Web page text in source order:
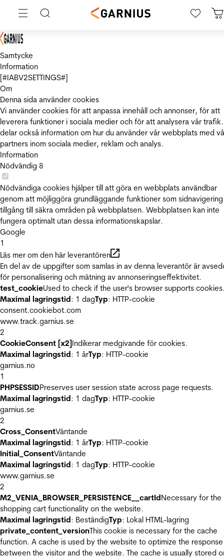
Samtycke
Information
[#IABV2SETTINGS#]
Om
Denna sida använder cookies
Vi använder cookies för att anpassa innehåll och annonser, för att
leverera funktioner i sociala medier och för att analysera vår
delar också information om hur du använder vår webbplats med
partners inom sociala medier, reklam och analys.
Information
Nödvändig 8
Nödvändiga cookies hjälper till att göra en webbplats användbar
genom att möjliggöra grundläggande funktioner som
tillgång till säkra områden på webbplatsen. Webbplatsen kan inte
fungera optimalt utan dessa informationskapslar.
Google
1
Läs mer om den här leverantören
En del av de uppgifter som samlas in av denna leverantör är
för personalisering och mätning av annonseringseffektivitet.
test_cookieUsed to check if the user's browser supports
Maximal lagringstid: 1 dagTyp: HTTP-cookie
consent.cookiebot.com
www.track.garnius.se
2
CookieConsent [x2]Indikerar medgivande för cookies.
Maximal lagringstid: 1 årTyp: HTTP-cookie
garnius.no
1
PHPSESSIDPreserves user session state across page requests.
Maximal lagringstid: 1 dagTyp: HTTP-cookie
garnius.se
2
Cross_ConsentVäntande
Maximal lagringstid: 1 årTyp: HTTP-cookie
Initial_ConsentVäntande
Maximal lagringstid: 1 dagTyp: HTTP-cookie
www.garnius.se
2
M2_VENIA_BROWSER_PERSISTENCE__cartIdNecessary for the
shopping cart functionality on the website.
Maximal lagringstid: BeständigTyp: Lokal HTML-lagring
private_content_versionThis cookie is necessary for the cache
function. A cache is used by the website to optimize the
between the visitor and the website. The cache is usually stored